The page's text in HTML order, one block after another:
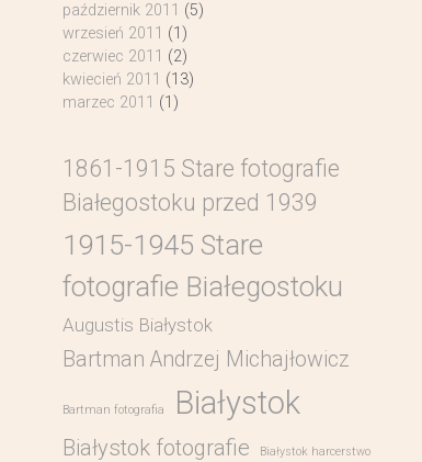
październik 2011 (5)
wrzesień 2011 (1)
czerwiec 2011 (2)
kwiecień 2011 (13)
marzec 2011 (1)
1861-1915 Stare fotografie
Białegostoku przed 1939
1915-1945 Stare
fotografie Białegostoku
Augustis Białystok
Bartman Andrzej Michajłowicz
Bartman fotografia Białystok
Białystok fotografie Białystok harcerstwo